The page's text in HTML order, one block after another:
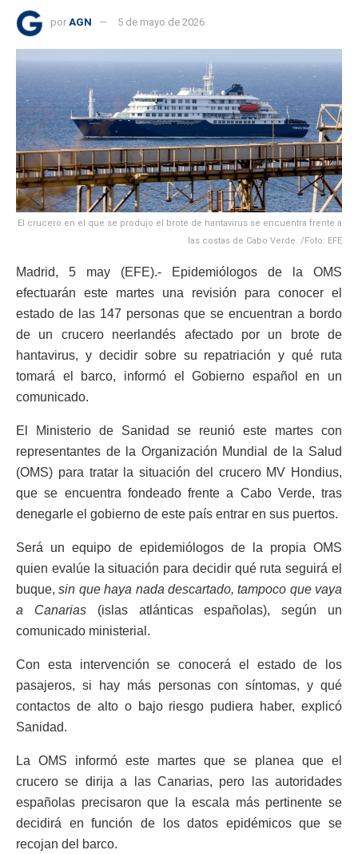
por AGN 5 de mayo de 2026
El crucero en el que se produjo el brote de hantavirus se encuentra frente a
las costas de Cabo Verde. /Foto: EFE
Madrid, 5 may (EFE).- Epidemiólogos de la OMS
efectuarán este martes una revisión para conocer el
estado de las 147 personas que se encuentran a bordo
de un crucero neerlandés afectado por un brote de
hantavirus, y decidir sobre su repatriación y qué ruta
tomará el barco, informó el Gobierno español en un
comunicado.
El Ministerio de Sanidad se reunió este martes con
representantes de la Organización Mundial de la Salud
(OMS) para tratar la situación del crucero MV Hondius,
que se encuentra fondeado frente a Cabo Verde, tras
denegarle el gobierno de este país entrar en sus puertos.
Será un equipo de epidemiólogos de la propia OMS
quien evalúe la situación para decidir qué ruta seguirá el
buque,sin que haya nada descartado, tampoco que vaya
a Canarias(islas atlánticas españolas), según un
comunicado ministerial.
Con esta intervención se conocerá el estado de los
pasajeros, si hay más personas con síntomas, y qué
contactos de alto o bajo riesgo pudiera haber, explicó
Sanidad.
La OMS informó este martes que se planea que el
crucero se dirija a las Canarias, pero las autoridades
españolas precisaron que la escala más pertinente se
decidirá en función de los datos epidémicos que se
recojan del barco.